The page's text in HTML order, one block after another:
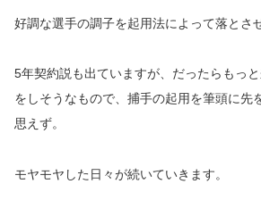
好調な選手の調子を起用法によって落とさ
5年契約説も出ていますが、だったらもっ
をしそうなもので、捕手の起用を筆頭に先
思えず。
モヤモヤした日々が続いていきます。